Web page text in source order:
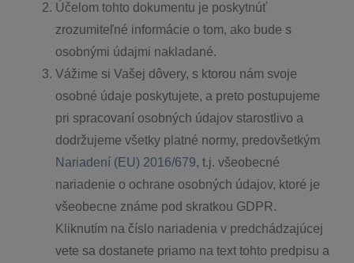
Účelom tohto dokumentu je poskytnúť
zrozumiteľné informácie o tom, ako bude s
osobnými údajmi nakladané.
Vážime si Vašej dôvery, s ktorou nám svoje
osobné údaje poskytujete, a preto postupujeme
pri spracovaní osobných údajov starostlivo a
dodržujeme všetky platné normy, predovšetkým
Nariadení (EU) 2016/679, t.j. všeobecné
nariadenie o ochrane osobných údajov, ktoré je
všeobecne známe pod skratkou GDPR.
Kliknutím na číslo nariadenia v predchádzajúcej
vete sa dostanete priamo na text tohto predpisu a